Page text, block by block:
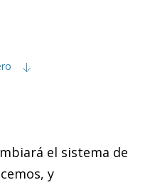
el sistema de
y